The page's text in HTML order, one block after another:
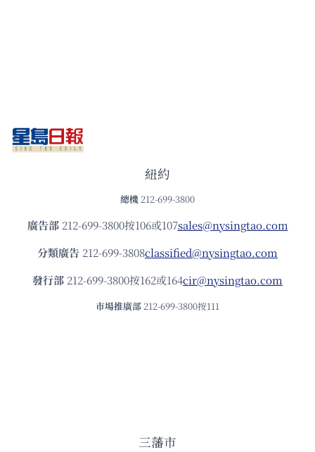
紐約
總機 212-699-3800
廣告部212-699-3800按106或107sales@nysingtao.com
分類廣告 212-699-3808classified@nysingtao.com
發⾏部 212-699-3800按162或164cir@nysingtao.com
市場推廣部 212-699-3800按111
三藩市